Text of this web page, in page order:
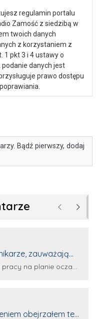
regulamin portalu
Zamość z siedzibą w
twoich danych
z korzystaniem z
1 pkt 3 i 4 ustawy o
danych jest
prawo dostępu
Bądź pierwszy, dodaj
Poprzednie
zauważają
wkraczają
Pan
komentarza:
na planie oczami młodego filmowca
obejrzałem ten